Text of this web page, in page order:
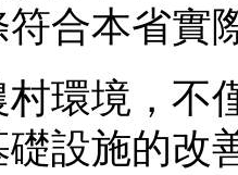
合本省實
境，不僅
設施的改